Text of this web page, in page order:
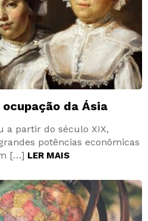
da Ásia
a partir do século XIX,
potências econômicas
[…] LER MAIS